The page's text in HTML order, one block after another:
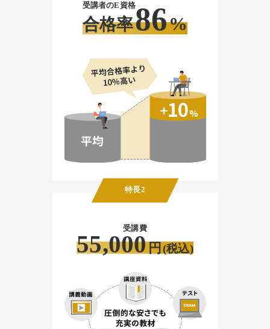
受講者のE資格
合格率86%
特長2
受講費
55,000 円 (税込)